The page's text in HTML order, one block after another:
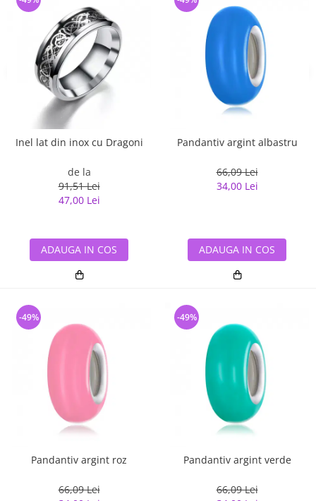
Inel lat din inox cu Dragoni
de la
91,51 Lei
47,00 Lei
ADAUGA IN COS
Pandantiv argint albastru
66,09 Lei
34,00 Lei
ADAUGA IN COS
Pandantiv argint roz
66,09 Lei
-49%
Pandantiv argint verde
66,09 Lei
-49%